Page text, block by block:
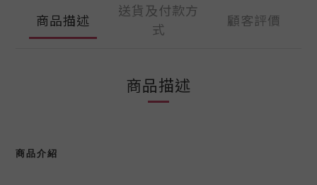
商品描述
送貨及付款方
式
顧客評價
商品描述
商品介紹